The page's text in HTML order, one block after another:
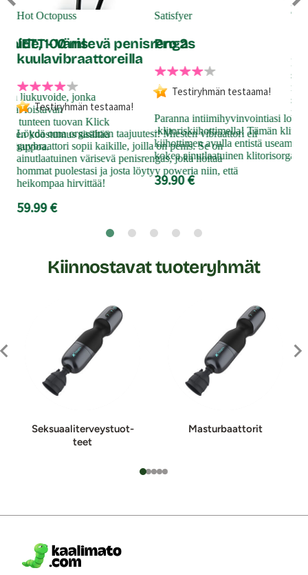
100 ml
liukuvoide, jonka
loistavan
tunteen tuovan Klick
koostumus sisältää
Hot Octopuss
JETT - Värisevä penisrengas
kuulavibraattoreilla
Testiryhmän testaama!
Löydä oma orgastinen taajuutesi! Miesten vibraattori eli
guybraattori sopii kaikille, joilla on penis. Se on
ainutlaatuinen värisevä penisrengas, joka hoitaa
hommat puolestasi ja josta löytyy poweria niin, että
heikompaa hirvittää!
59.99 €
Satisfyer
Pro 2
Testiryhmän testaama!
Paranna intiimihyvinvointiasi
-klitoriskiihottimella! Tämän
kiihottimen avulla entistä
kokea ainutlaatuinen
39.90 €
Kiinnostavat tuoteryhmät
Sek­suaa­li­ter­veys­tuot­
teet
Mas­tur­baat­to­rit